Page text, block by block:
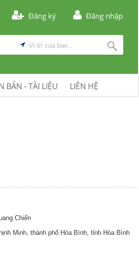
Đăng ký Đăng nhập
BẢN - TÀI LIỆU LIÊN HỆ
Chiến
Minh, thành phố Hòa Bình, tỉnh Hòa Bình